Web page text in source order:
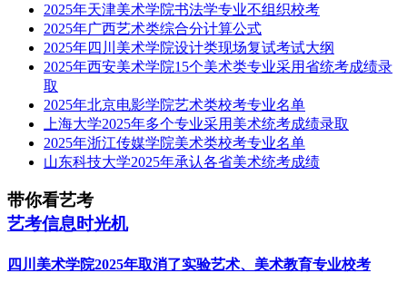
2025年天津美术学院书法学专业不组织校考
2025年广西艺术类综合分计算公式
2025年四川美术学院设计类现场复试考试大纲
2025年西安美术学院15个美术类专业采用省统考成绩录
取
2025年北京电影学院艺术类校考专业名单
上海大学2025年多个专业采用美术统考成绩录取
2025年浙江传媒学院美术类校考专业名单
山东科技大学2025年承认各省美术统考成绩
带你看艺考
艺考信息时光机
四川美术学院2025年取消了实验艺术、美术教育专业校考